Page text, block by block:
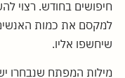
חיפושים בחודש. רצוי
למקסם את כמות האנשים
שיחשפו אליו.
מילות המפתח שנבחרו